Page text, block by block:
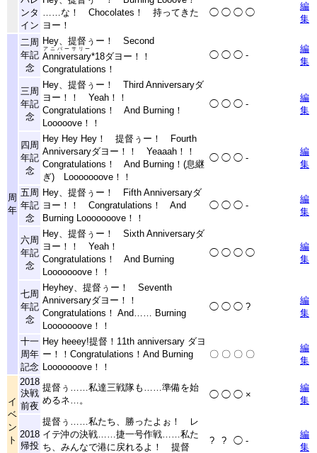
ンタ
イン
……な！ Chocolates！ 持ってきた
ヨー！
◯ ◯ ◯ ◯
編
集
周
年
二周
年記
念
Hey、提督ぅー！ Second
Anniversary
アニバーサリー
*18ダヨー！！
Congratulations！
◯ ◯ ◯ -
編
集
三周
年記
念
Hey、提督ぅー！ Third Anniversaryダ
ヨー！！ Yeah！！
Congratulations！ And Burning！
Looooove！！
◯ ◯ ◯ -
編
集
四周
年記
念
Hey Hey Hey！ 提督ぅー！ Fourth
Anniversaryダヨー！！ Yeaaah！！
Congratulations！ And Burning！(息継
ぎ) Looooooove！！
◯ ◯ ◯ -
編
集
五周
年記
念
Hey、提督ぅー！ Fifth Anniversaryダ
ヨー！！ Congratulations！ And
Burning Looooooove！！
◯ ◯ ◯ -
編
集
六周
年記
念
Hey、提督ぅー！ Sixth Anniversaryダ
ヨー！！ Yeah！
Congratulations！ And Burning
Looooooove！！
◯ ◯ ◯ ◯
編
集
七周
年記
念
Heyhey、提督ぅー！ Seventh
Anniversaryダヨー！！
Congratulations！ And…… Burning
Looooooove！！
◯ ◯ ◯ ?
編
集
十一
周年
記念
Hey heeey!提督！11th anniversary ダヨ
ー！！Congratulations！And Burning
Looooooove！！
〇 〇 〇 〇
編
集
イ
ベ
ン
ト
2018
決戦
前夜
提督ぅ……私達三戦隊も……準備を始
めるネ…。
◯ ◯ ◯ ×
編
集
2018
帰投
提督ぅ……私たち、勝ったよぉ！ レ
イテ沖の決戦……捷一号作戦……私た
ち、みんなで港に戻れるよ！ 提督
? ? ◯ -
編
集